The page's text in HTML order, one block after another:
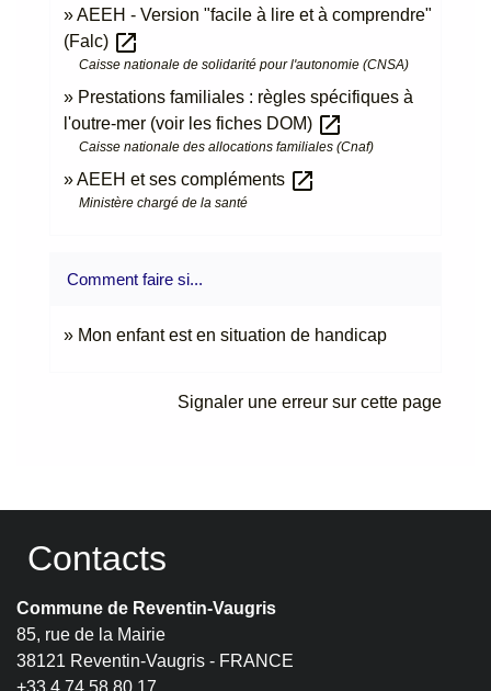
AEEH - Version "facile à lire et à comprendre"
(Falc) open_in_new
Caisse nationale de solidarité pour l'autonomie (CNSA)
Prestations familiales : règles spécifiques à
l'outre-mer (voir les fiches DOM) open_in_new
Caisse nationale des allocations familiales (Cnaf)
AEEH et ses compléments open_in_new
Ministère chargé de la santé
Comment faire si...
Mon enfant est en situation de handicap
Signaler une erreur sur cette page
Contacts
Commune de Reventin-Vaugris
85, rue de la Mairie
38121 Reventin-Vaugris - FRANCE
+33 4 74 58 80 17